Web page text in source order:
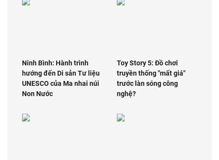
Ninh Bình: Hành trình
hướng đến Di sản Tư liệu
UNESCO của Ma nhai núi
Non Nước
Toy Story 5: Đồ chơi
truyền thống "mất giá"
trước làn sóng công
nghệ?